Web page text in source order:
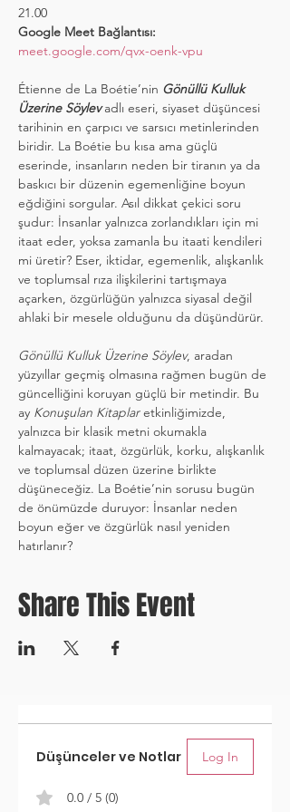
21.00
Google Meet Bağlantısı:
meet.google.com/qvx-oenk-vpu
Étienne de La Boétie’nin Gönüllü Kulluk
Üzerine Söylev adlı eseri, siyaset düşüncesi
tarihinin en çarpıcı ve sarsıcı metinlerinden
biridir. La Boétie bu kısa ama güçlü
eserinde, insanların neden bir tiranın ya da
baskıcı bir düzenin egemenliğine boyun
eğdiğini sorgular. Asıl dikkat çekici soru
şudur: İnsanlar yalnızca zorlandıkları için mi
itaat eder, yoksa zamanla bu itaati kendileri
mi üretir? Eser, iktidar, egemenlik, alışkanlık
ve toplumsal rıza ilişkilerini tartışmaya
açarken, özgürlüğün yalnızca siyasal değil
ahlaki bir mesele olduğunu da düşündürür.
Gönüllü Kulluk Üzerine Söylev, aradan
yüzyıllar geçmiş olmasına rağmen bugün de
güncelliğini koruyan güçlü bir metindir. Bu
ay Konuşulan Kitaplar etkinliğimizde,
yalnızca bir klasik metni okumakla
kalmayacak; itaat, özgürlük, korku, alışkanlık
ve toplumsal düzen üzerine birlikte
düşüneceğiz. La Boétie’nin sorusu bugün
de önümüzde duruyor: İnsanlar neden
boyun eğer ve özgürlük nasıl yeniden
hatırlanır?
Share This Event
Düşünceler ve Notlar Log In
0.0 / 5 (0)